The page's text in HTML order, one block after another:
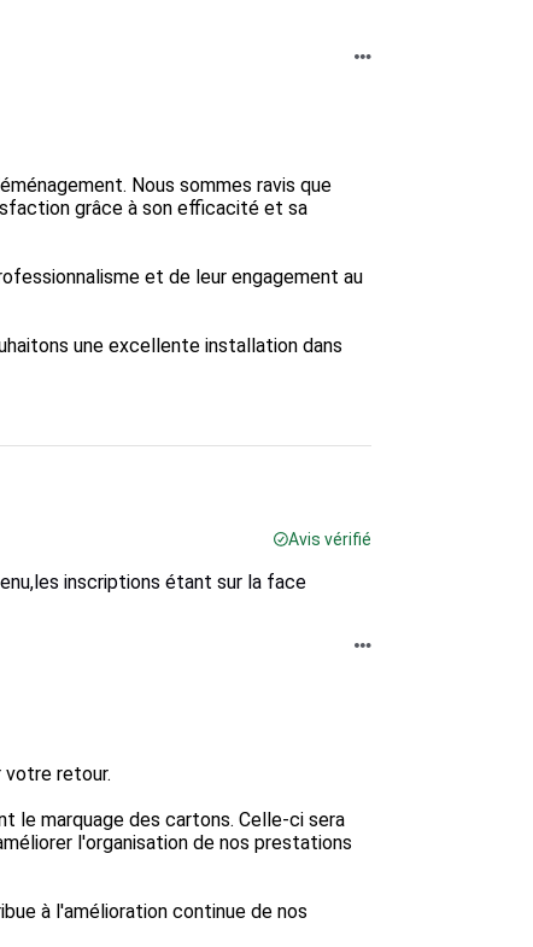
Nous sommes ravis que
grâce à son efficacité et sa
et de leur engagement au
une excellente installation dans
Avis vérifié
inscriptions étant sur la face
votre retour.
le marquage des cartons. Celle-ci sera
l'organisation de nos prestations
à l'amélioration continue de nos